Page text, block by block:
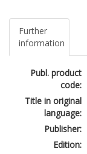
Further
information
Publ. product
code:
Title in original
language:
Publisher:
Edition: